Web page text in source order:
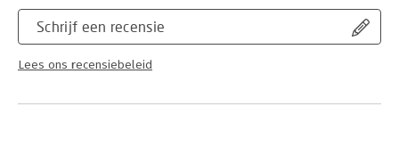
Schrijf een recensie
Lees ons recensiebeleid